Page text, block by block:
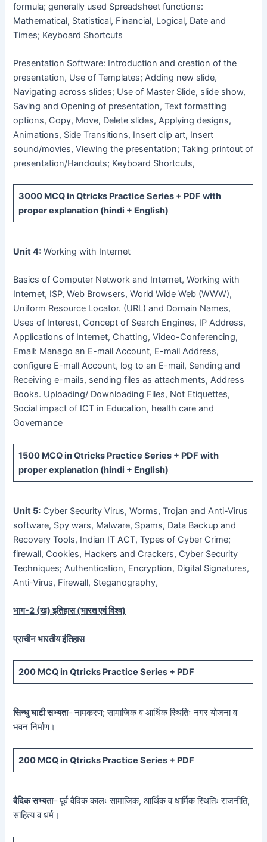
formula; generally used Spreadsheet functions:
Mathematical, Statistical, Financial, Logical, Date and
Times; Keyboard Shortcuts
Presentation Software: Introduction and creation of the
presentation, Use of Templates; Adding new slide,
Navigating across slides; Use of Master Slide, slide show,
Saving and Opening of presentation, Text formatting
options, Copy, Move, Delete slides, Applying designs,
Animations, Side Transitions, Insert clip art, Insert
sound/movies, Viewing the presentation; Taking printout of
presentation/Handouts; Keyboard Shortcuts,
3000 MCQin Qtricks Practice Series + PDF with
proper explanation (hindi + English)
Unit 4: Working with Internet
Basics of Computer Network and Internet, Working with
Internet, ISP, Web Browsers, World Wide Web (WWW),
Uniform Resource Locator. (URL) and Domain Names,
Uses of Interest, Concept of Search Engines, IP Address,
Applications of Internet, Chatting, Video-Conferencing,
Email: Manago an E-mail Account, E-mail Address,
configure E-mall Account, log to an E-mail, Sending and
Receiving e-mails, sending files as attachments, Address
Books. Uploading/ Downloading Files, Not Etiquettes,
Social impact of ICT in Education, health care and
Governance
1500 MCQin Qtricks Practice Series + PDF with
proper explanation (hindi + English)
Unit 5: Cyber Security Virus, Worms, Trojan and Anti-Virus
software, Spy wars, Malware, Spams, Data Backup and
Recovery Tools, Indian IT ACT, Types of Cyber Crime;
firewall, Cookies, Hackers and Crackers, Cyber Security
Techniques; Authentication, Encryption, Digital Signatures,
Anti-Virus, Firewall, Steganography,
भाग-2 (ख) इतिहास (भारत एवं विश्व)
प्राचीन भारतीय इंतिहास
200 MCQin Qtricks Practice Series + PDF
सिन्धु घाटी सभ्यता– नामकरण; सामाजिक व आर्थिक स्थितिः नगर योजना व
भवन निर्माण।
200 MCQin Qtricks Practice Series + PDF
वैदिक सभ्यता– पूर्व वैदिक कालः सामाजिक, आर्थिक व धार्मिक स्थितिः राजनीति,
साहित्य व धर्म।